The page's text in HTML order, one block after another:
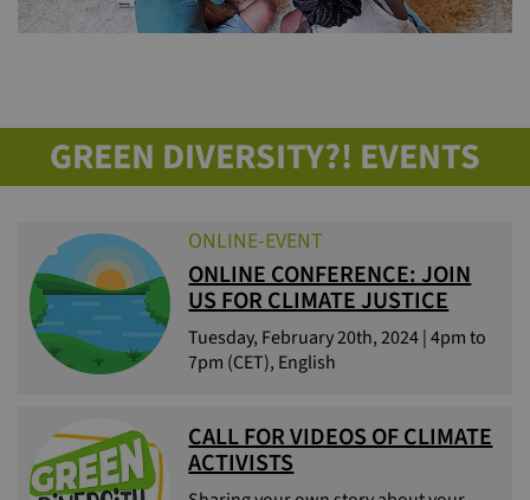
GREEN DIVERSITY?! EVENTS
ONLINE-EVENT
ONLINE CONFERENCE: JOIN
US FOR CLIMATE JUSTICE
Tuesday, February 20th, 2024 | 4pm to
7pm (CET), English
CALL FOR VIDEOS OF CLIMATE
ACTIVISTS